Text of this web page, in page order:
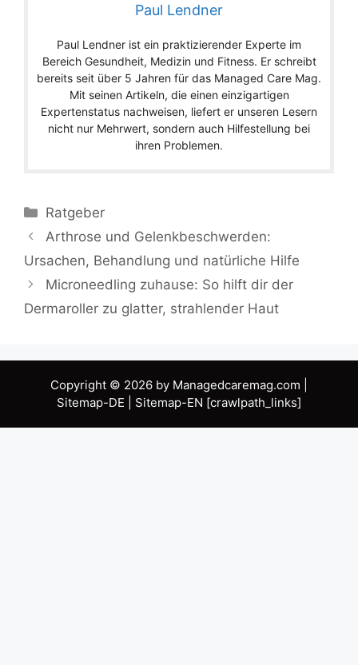
Paul Lendner
Paul Lendner ist ein praktizierender Experte im
Bereich Gesundheit, Medizin und Fitness. Er schreibt
bereits seit über 5 Jahren für das Managed Care Mag.
Mit seinen Artikeln, die einen einzigartigen
Expertenstatus nachweisen, liefert er unseren Lesern
nicht nur Mehrwert, sondern auch Hilfestellung bei
ihren Problemen.
Ratgeber
Arthrose und Gelenkbeschwerden:
Ursachen, Behandlung und natürliche Hilfe
Microneedling zuhause: So hilft dir der
Dermaroller zu glatter, strahlender Haut
Copyright © 2026 by Managedcaremag.com |
Sitemap-DE
Sitemap-EN [crawlpath_links]